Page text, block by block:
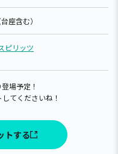
座含む）
ピリッツ
場予定！
てくださいね！
トする